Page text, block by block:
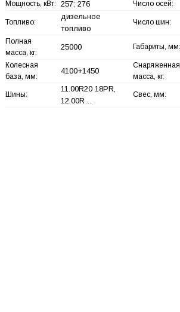
Мощность, кВт: 257; 276 Число осей:
Топливо:
дизельное
топливо
Число шин:
Полная
масса, кг:
25000 Габариты, мм:
Колесная
база, мм:
4100+1450
Снаряженная
масса, кг:
Шины:
11.00R20 18PR,
12.00R…
Свес, мм: